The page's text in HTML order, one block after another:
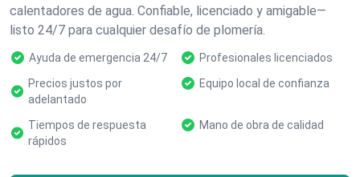
calentadores de agua. Confiable, licenciado y amigable—
listo 24/7 para cualquier desafío de plomería.
Ayuda de emergencia 24/7
Profesionales licenciados
Precios justos por
adelantado
Equipo local de confianza
Tiempos de respuesta
rápidos
Mano de obra de calidad